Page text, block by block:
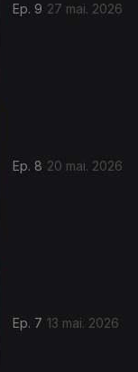
Ep. 9 27 mai. 2026
Ep. 8 20 mai. 2026
Ep. 7 13 mai. 2026